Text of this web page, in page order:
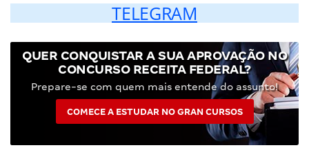
TELEGRAM
QUER CONQUISTAR A SUA APROVAÇÃO NO
CONCURSO RECEITA FEDERAL?
Prepare-se com quem mais entende do assunto!
COMECE A ESTUDAR NO GRAN CURSOS